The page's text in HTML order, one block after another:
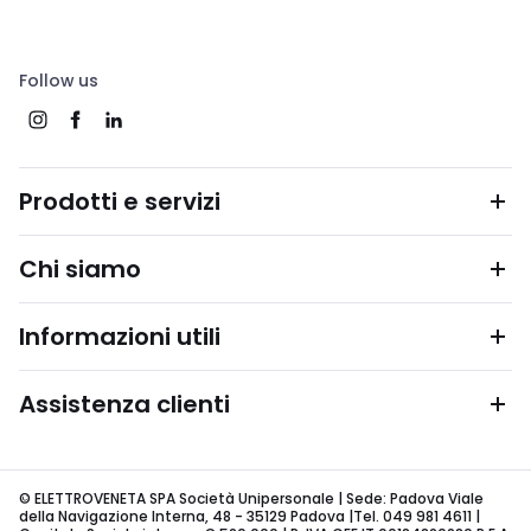
Follow us
Prodotti e servizi
Chi siamo
Informazioni utili
Assistenza clienti
© ELETTROVENETA SPA Società Unipersonale | Sede: Padova Viale
della Navigazione Interna, 48 - 35129 Padova |Tel. 049 981 4611 |